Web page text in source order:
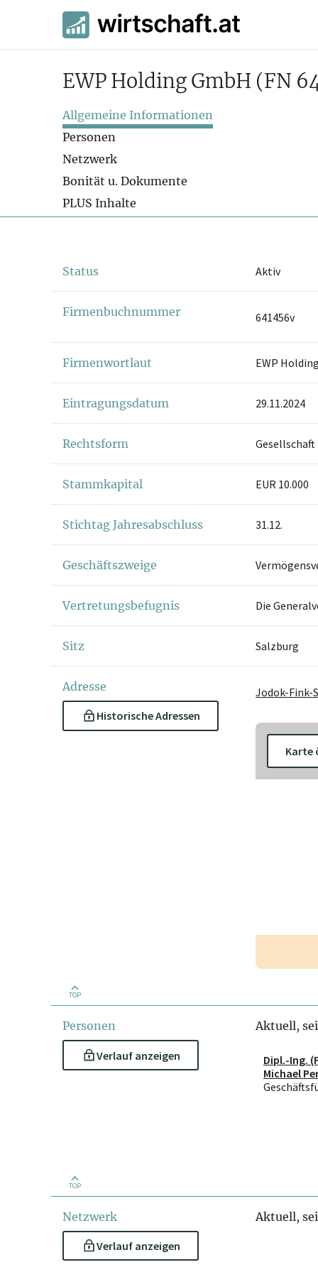
EWP Holding GmbH (FN
Allgemeine Informationen
Personen
Netzwerk
Bonität u. Dokumente
PLUS Inhalte
Status Aktiv
Firmenbuchnummer 641456v
Firmenwortlaut EWP
Eintragungsdatum 29.11.2024
Rechtsform
Stammkapital EUR 10.000
Stichtag Jahresabschluss 31.12.
Geschäftszweige
Vertretungsbefugnis Die
Sitz Salzburg
Adresse
Historische Adressen
Jodok-Fink-
Karte
TOP
Personen
Verlauf anzeigen
Aktuell,
Dipl.-Ing.
Michael
MBA
TOP
Netzwerk
Verlauf anzeigen
Aktuell,